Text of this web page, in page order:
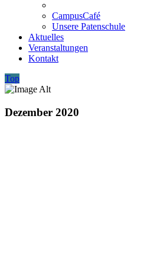
CampusCafé
Unsere Patenschule
Aktuelles
Veranstaltungen
Kontakt
Top
Dezember 2020